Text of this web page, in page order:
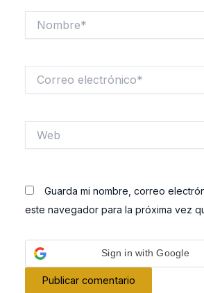
electrónico*
Guarda mi nombre, correo
este navegador para la próxima vez
Sign in with Google